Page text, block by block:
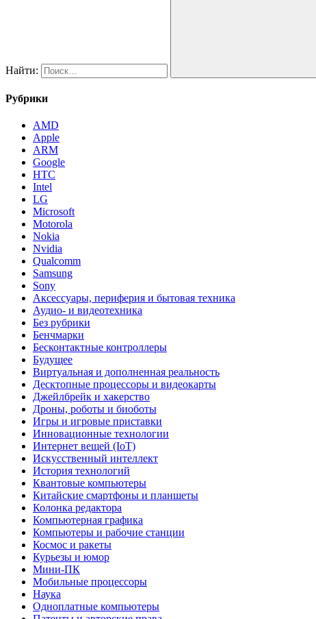
Найти:
Рубрики
AMD
Apple
ARM
Google
HTC
Intel
LG
Microsoft
Motorola
Nokia
Nvidia
Qualcomm
Samsung
Sony
Аксессуары, периферия и бытовая техника
Аудио- и видеотехника
Без рубрики
Бенчмарки
Бесконтактные контроллеры
Будущее
Виртуальная и дополненная реальность
Десктопные процессоры и видеокарты
Джейлбрейк и хакерство
Дроны, роботы и биоботы
Игры и игровые приставки
Инновационные технологии
Интернет вещей (IoT)
Искусственный интеллект
История технологий
Квантовые компьютеры
Китайские смартфоны и планшеты
Колонка редактора
Компьютерная графика
Компьютеры и рабочие станции
Космос и ракеты
Курьезы и юмор
Мини-ПК
Мобильные процессоры
Наука
Одноплатные компьютеры